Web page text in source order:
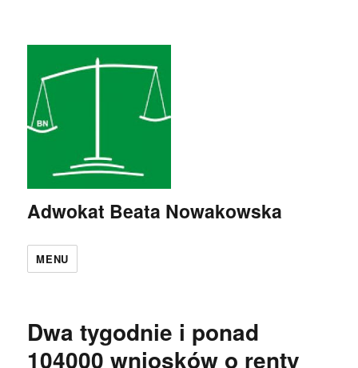
Adwokat Beata Nowakowska
MENU
Dwa tygodnie i ponad
104000 wniosków o renty